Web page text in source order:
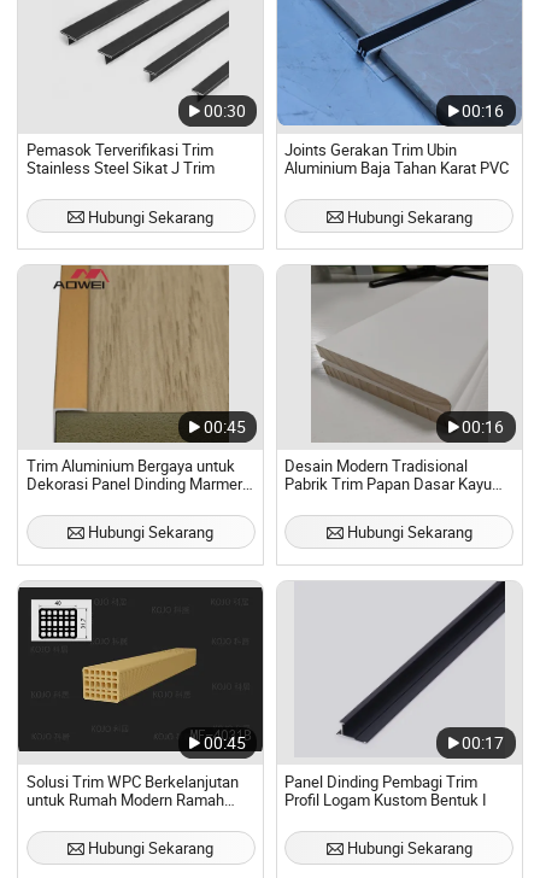
00:30
Pemasok Terverifikasi Trim
Stainless Steel Sikat J Trim
Hubungi Sekarang
00:16
Joints Gerakan Trim Ubin
Aluminium Baja Tahan Karat PVC
Hubungi Sekarang
00:45
Trim Aluminium Bergaya untuk
Dekorasi Panel Dinding Marmer
Hubungi Sekarang
00:16
Desain Modern Tradisional
Pabrik Trim Papan Dasar Kayu
Papan
Hubungi Sekarang
00:45
Solusi Trim WPC Berkelanjutan
untuk Rumah Modern Ramah
Hubungi Sekarang
00:17
Panel Dinding Pembagi Trim
Profil Logam Kustom Bentuk I
Hubungi Sekarang